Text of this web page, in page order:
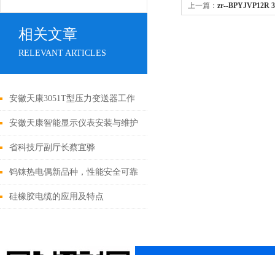
相关文章
RELEVANT ARTICLES
安徽天康3051T型压力变送器工作
原理（灌充液：硅油、惰性油
安徽天康智能显示仪表安装与维护
省科技厅副厅长蔡宜骅
钨铼热电偶新品种，性能安全可靠
硅橡胶电缆的应用及特点
上一篇： zr--BPYJVP12R